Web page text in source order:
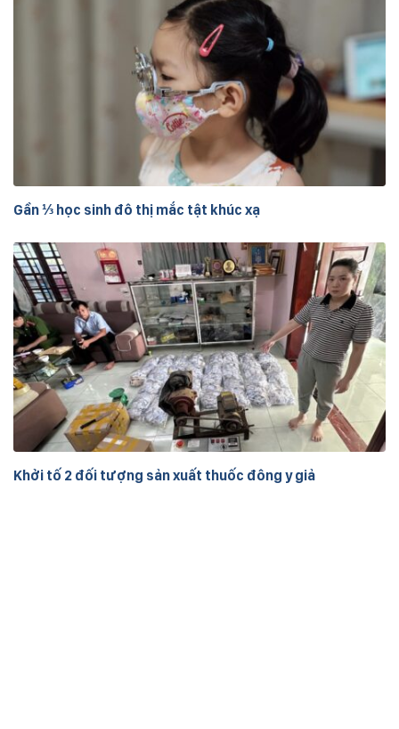
Gần ⅓ học sinh đô thị mắc tật khúc xạ
Khởi tố 2 đối tượng sản xuất thuốc đông y giả